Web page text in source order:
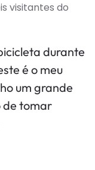
visitantes do
durante
é o meu
um grande
de tomar